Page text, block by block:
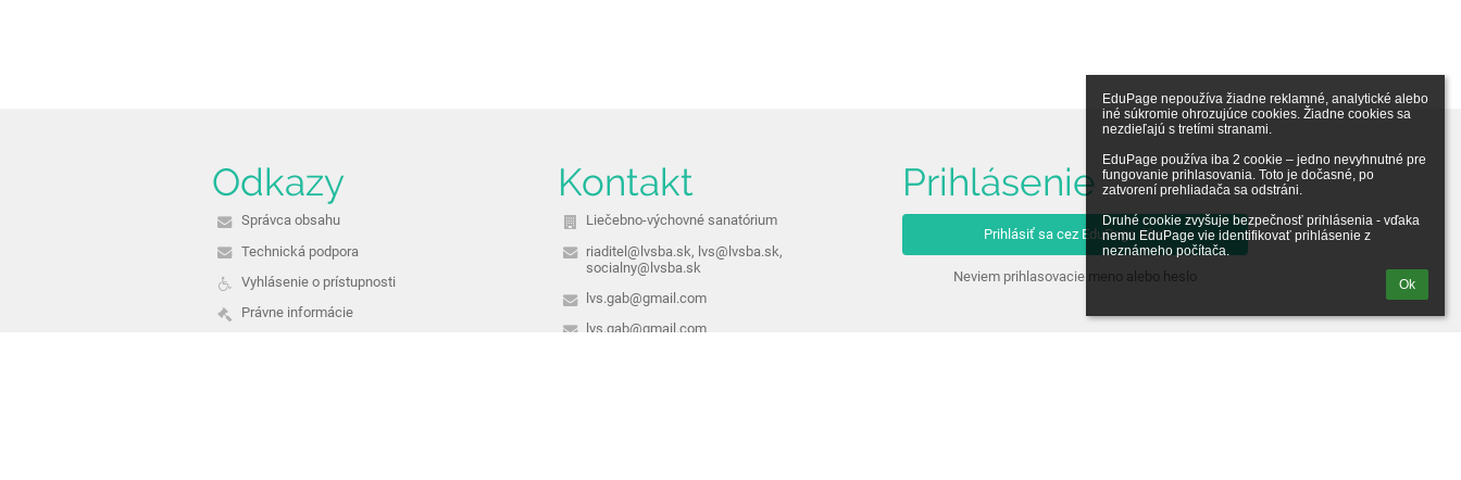
EduPage nepoužíva žiadne reklamné, analytické alebo
iné súkromie ohrozujúce cookies. Žiadne cookies sa
nezdieľajú s tretími stranami.
EduPage používa iba 2 cookie – jedno nevyhnutné pre
fungovanie prihlasovania. Toto je dočasné, po
zatvorení prehliadača sa odstráni.
Druhé cookie zvyšuje bezpečnosť prihlásenia - vďaka
nemu EduPage vie identifikovať prihlásenie z
neznámeho počítača.
Ok
Odkazy
Správca obsahu
Technická podpora
Vyhlásenie o prístupnosti
Právne informácie
Kontakt
Liečebno-výchovné sanatórium
riaditel@lvsba.sk, lvs@lvsba.sk,
socialny@lvsba.sk
lvs.gab@gmail.com
lvs.gab@gmail.com
Prihlásenie
Prihlásiť sa cez EduPage účet
Neviem prihlasovacie meno alebo heslo